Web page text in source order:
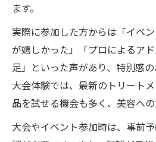
ます。
実際に参加した方からは「イベ
が嬉しかった」「プロによるア
足」といった声があり、特別感の
大会体験では、最新のトリート
品を試せる機会も多く、美容への
大会やイベント参加時は、事前